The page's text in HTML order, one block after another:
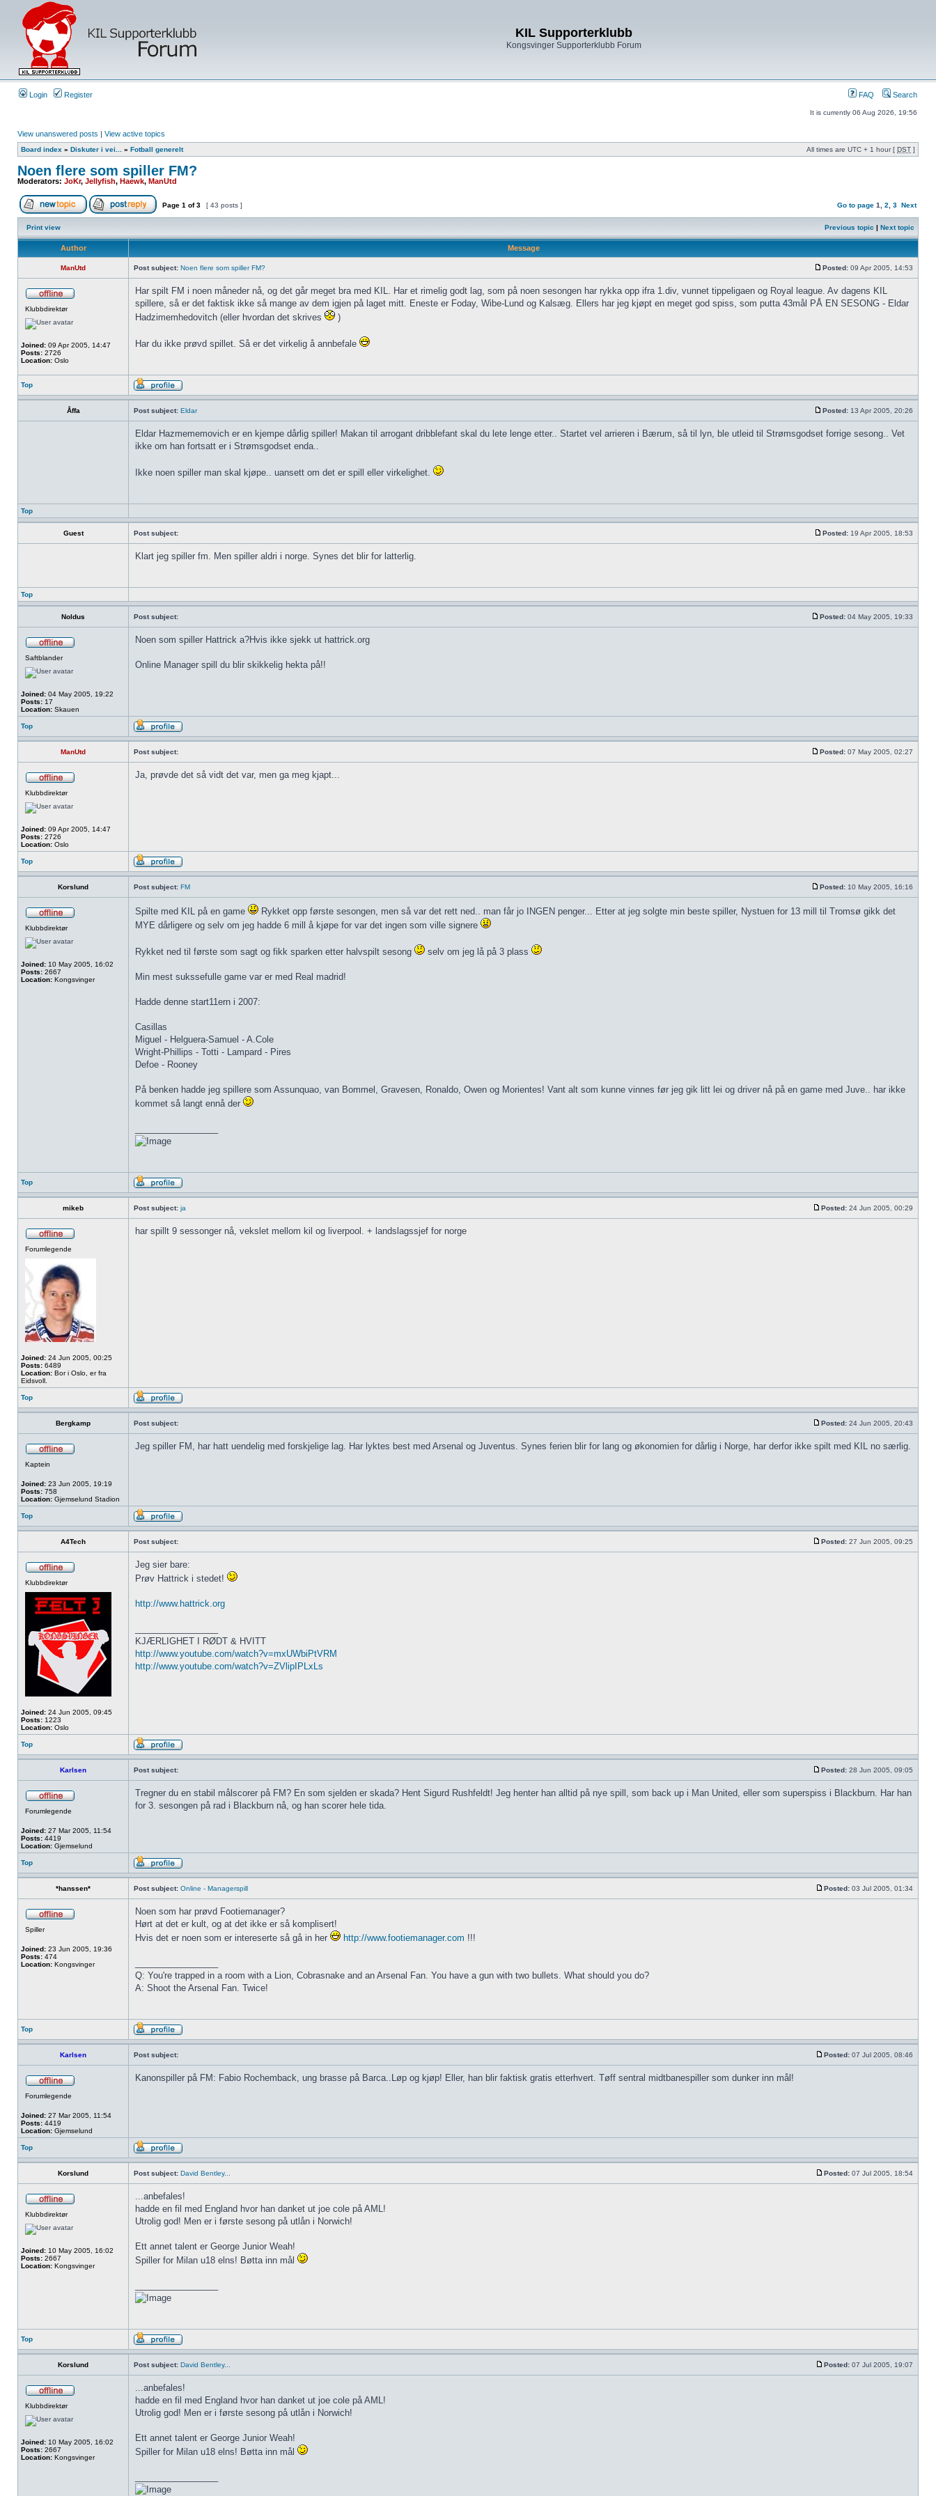
KIL Supporterklubb
Kongsvinger Supporterklubb Forum
Login Register FAQ Search
It is currently 06 Aug 2026, 19:56
View unanswered posts | View active topics
Board index » Diskuter i vei... » Fotball generelt All times are UTC + 1 hour [ DST ]
Noen flere som spiller FM?
Moderators: JoKr, Jellyfish, Haewk, ManUtd
Page 1 of3 [ 43 posts ] Go to page 1 2 3 Next
Print view Previous topic | Next topic
Author Message
ManUtd Post subject: Noen flere som spiller FM? Posted: 09 Apr 2005, 14:53
Klubbdirektør
Joined: 09 Apr 2005, 14:47
Posts: 2726
Location: Oslo
Har spilt FM i noen måneder nå, og det går meget bra med KIL. Har et rimelig godt lag, som på noen sesongen har rykka opp ifra 1.div, vunnet tippeligaen og Royal league. Av dagens KIL
spillere, så er det faktisk ikke så mange av dem igjen på laget mitt. Eneste er Foday, Wibe-Lund og Kalsæg. Ellers har jeg kjøpt en meget god spiss, som putta 43mål PÅ EN SESONG - Eldar
Hadzimemhedovitch (eller hvordan det skrives
)
Har du ikke prøvd spillet. Så er det virkelig å annbefale
Top
Åffa Post subject: Eldar Posted: 13 Apr 2005, 20:26
Eldar Hazmememovich er en kjempe dårlig spiller! Makan til arrogant dribblefant skal du lete lenge etter.. Startet vel arrieren i Bærum, så til lyn, ble utleid til Strømsgodset forrige sesong.. Vet
ikke om han fortsatt er i Strømsgodset enda..
Ikke noen spiller man skal kjøpe.. uansett om det er spill eller virkelighet.
Top
Guest Post subject: Posted: 19 Apr 2005, 18:53
Klart jeg spiller fm. Men spiller aldri i norge. Synes det blir for latterlig.
Top
Noldus Post subject: Posted: 04 May 2005, 19:33
Saftblander
Joined: 04 May 2005, 19:22
Posts: 17
Location: Skauen
Noen som spiller Hattrick a?Hvis ikke sjekk ut hattrick.org
Online Manager spill du blir skikkelig hekta på!!
Top
ManUtd Post subject: Posted: 07 May 2005, 02:27
Klubbdirektør
Joined: 09 Apr 2005, 14:47
Posts: 2726
Location: Oslo
Ja, prøvde det så vidt det var, men ga meg kjapt...
Top
Korslund Post subject: FM Posted: 10 May 2005, 16:16
Klubbdirektør
Joined: 10 May 2005, 16:02
Posts: 2667
Location: Kongsvinger
Spilte med KIL på en game
Rykket opp første sesongen, men så var det rett ned.. man får jo INGEN penger... Etter at jeg solgte min beste spiller, Nystuen for 13 mill til Tromsø gikk det
MYE dårligere og selv om jeg hadde 6 mill å kjøpe for var det ingen som ville signere
Rykket ned til første som sagt og fikk sparken etter halvspilt sesong selv om jeg lå på 3 plass
Min mest sukssefulle game var er med Real madrid!
Hadde denne start11ern i 2007:
Casillas
Miguel - Helguera-Samuel - A.Cole
Wright-Phillips - Totti - Lampard - Pires
Defoe - Rooney
På benken hadde jeg spillere som Assunquao, van Bommel, Gravesen, Ronaldo, Owen og Morientes! Vant alt som kunne vinnes før jeg gik litt lei og driver nå på en game med Juve.. har ikke
kommet så langt ennå der
Top
mikeb Post subject: ja Posted: 24 Jun 2005, 00:29
Forumlegende
Joined: 24 Jun 2005, 00:25
Posts: 6489
Location: Bor i Oslo, er fra
Eidsvoll.
har spillt 9 sessonger nå, vekslet mellom kil og liverpool. + landslagssjef for norge
Top
Bergkamp Post subject: Posted: 24 Jun 2005, 20:43
Kaptein
Joined: 23 Jun 2005, 19:19
Posts: 758
Location: Gjemselund Stadion
Jeg spiller FM, har hatt uendelig med forskjelige lag. Har lyktes best med Arsenal og Juventus. Synes ferien blir for lang og økonomien for dårlig i Norge, har derfor ikke spilt med KIL no særlig.
Top
A4Tech Post subject: Posted: 27 Jun 2005, 09:25
Klubbdirektør
Joined: 24 Jun 2005, 09:45
Posts: 1223
Location: Oslo
Jeg sier bare:
Prøv Hattrick i stedet!
http://www.hattrick.org
KJÆRLIGHET I RØDT & HVITT
http://www.youtube.com/watch?v=mxUWbiPtVRM
http://www.youtube.com/watch?v=ZVlipIPLxLs
Top
Karlsen Post subject: Posted: 28 Jun 2005, 09:05
Forumlegende
Joined: 27 Mar 2005, 11:54
Posts: 4419
Location: Gjemselund
Tregner du en stabil målscorer på FM? En som sjelden er skada? Hent Sigurd Rushfeldt! Jeg henter han alltid på nye spill, som back up i Man United, eller som superspiss i Blackburn. Har han
for 3. sesongen på rad i Blackburn nå, og han scorer hele tida.
Top
*hanssen* Post subject: Online - Managerspill Posted: 03 Jul 2005, 01:34
Spiller
Joined: 23 Jun 2005, 19:36
Posts: 474
Location: Kongsvinger
Noen som har prøvd Footiemanager?
Hørt at det er kult, og at det ikke er så komplisert!
Hvis det er noen som er intereserte så gå in her
http://www.footiemanager.com !!!
Q: You're trapped in a room with a Lion, Cobrasnake and an Arsenal Fan. You have a gun with two bullets. What should you do?
A: Shoot the Arsenal Fan. Twice!
Top
Karlsen Post subject: Posted: 07 Jul 2005, 08:46
Forumlegende
Joined: 27 Mar 2005, 11:54
Posts: 4419
Location: Gjemselund
Kanonspiller på FM: Fabio Rochemback, ung brasse på Barca..Løp og kjøp! Eller, han blir faktisk gratis etterhvert. Tøff sentral midtbanespiller som dunker inn mål!
Top
Korslund Post subject: David Bentley... Posted: 07 Jul 2005, 18:54
Klubbdirektør
Joined: 10 May 2005, 16:02
Posts: 2667
Location: Kongsvinger
...anbefales!
hadde en fil med England hvor han danket ut joe cole på AML!
Utrolig god! Men er i første sesong på utlån i Norwich!
Ett annet talent er George Junior Weah!
Spiller for Milan u18 elns! Bøtta inn mål
Top
Korslund Post subject: David Bentley... Posted: 07 Jul 2005, 19:07
Klubbdirektør
Joined: 10 May 2005, 16:02
Posts: 2667
Location: Kongsvinger
...anbefales!
hadde en fil med England hvor han danket ut joe cole på AML!
Utrolig god! Men er i første sesong på utlån i Norwich!
Ett annet talent er George Junior Weah!
Spiller for Milan u18 elns! Bøtta inn mål